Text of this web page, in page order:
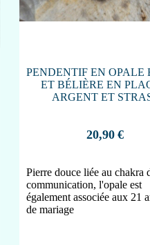
PENDENTIF EN OPALE
ET BÉLIÈRE EN
ARGENT ET
20,90 €
Pierre douce liée au chakra
communication, l'opale est
également associée aux 21
de mariage